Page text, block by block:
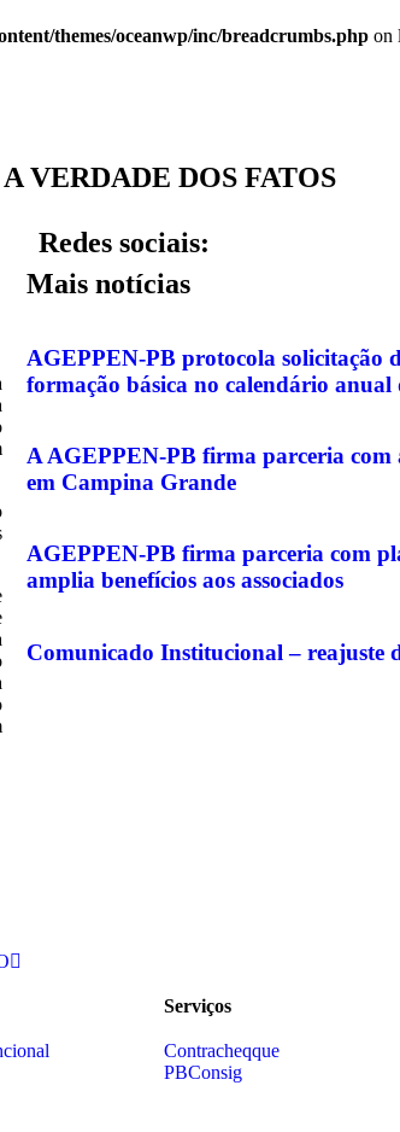
themes/oceanwp/inc/breadcrumbs.php on
VERDADE DOS FATOS
Redes sociais:
Mais notícias
AGEPPEN-PB protocola solicitação
formação básica no calendário anual
A AGEPPEN-PB firma parceria
em Campina Grande
AGEPPEN-PB firma parceria com
amplia benefícios aos associados
Comunicado Institucional – reajuste
Serviços
Contracheqque
PBConsig